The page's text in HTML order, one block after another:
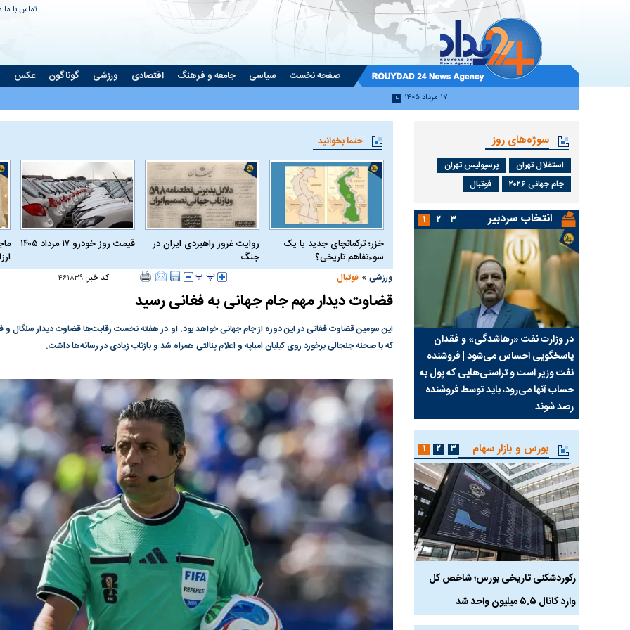
تماس با ما
صفحه نخست سیاسی جامعه و فرهنگ اقتصادی ورزشی گوناگون عکس
۱۷ مرداد ۱۴۰۵
حتما بخوانید
خزر؛ ترکمانچای جدید یا یک
سوءتفاهم تاریخی؟
روایت غرور راهبردی ایران در
جنگ
قیمت روز خودرو ۱۷ مرداد ۱۴۰۵
ورزشی » فوتبال کد خبر: ۴۶۱۸۳۹
قضاوت دیدار مهم جام جهانی به فغانی رسید
این سومین قضاوت فغانی در این دوره از جام جهانی خواهد بود. او در هفته نخست رقابت‌ها قضاوت دیدار سنگال و
که با صحنه جنجالی برخورد روی کیلیان امباپه و اعلام پنالتی همراه شد و بازتاب زیادی در رسانه‌ها داشت.
سوژه‌های روز
استقلال تهران
پرسپولیس تهران
جام جهانی ۲۰۲۶
فوتبال
انتخاب سردبیر
در وزارت نفت «رهاشدگی» و فقدان
پاسخگویی احساس می‌شود | فروشنده
نفت وزیر است و تراستی‌هایی که پول به
حساب آنها می‌رود، باید توسط فروشنده
رصد شوند
چرا رویای آمریکایی سرنگونی رژیم و
نابودی محور مقاومت تعبیر نشد؟ | پشت
واشنگتن را زمین زد
مطالعه رفتار هیستریک صدا و سیما علیه
کمپین نه به اعدام
در وزارت نفت
حساب آنها
رصد شوند
۱ ۲ ۳
بورس و بازار سهام
رکوردشکنی تاریخی بورس؛ شاخص کل
وارد کانال ۵.۵ میلیون واحد شد
هجوم نقدینگی به بورس؛ شاخص کل و
هم‌وزن در قله تاریخی
بورس تهران رکورد شکست
رکوردشکنی
وارد کانال ۵.۵ میلیون واحد شد
۱ ۲ ۳